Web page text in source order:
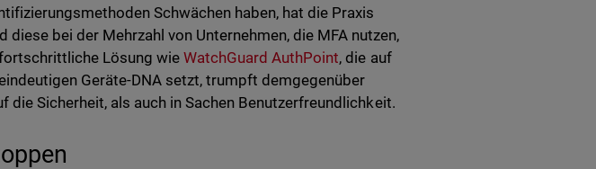
Schwächen haben, hat die Praxis
bei der Mehrzahl von Unternehmen, die MFA nutzen,
Lösung wieWatchGuard AuthPoint, die auf
Geräte-DNA setzt, trumpft demgegenüber
Sicherheit, als auch in Sachen Benutzerfreundlichkeit.